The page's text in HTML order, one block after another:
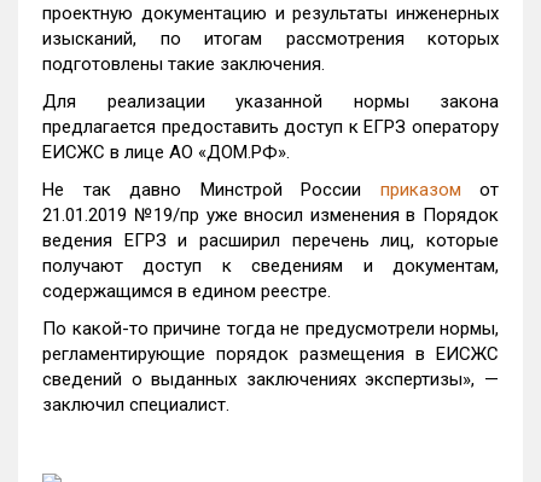
проектную документацию и результаты инженерных
изысканий, по итогам рассмотрения которых
подготовлены такие заключения.
Для реализации указанной нормы закона
предлагается предоставить доступ к ЕГРЗ оператору
ЕИСЖС в лице АО «ДОМ.РФ».
Не так давно Минстрой России приказом от
21.01.2019 №19/пр уже вносил изменения в Порядок
ведения ЕГРЗ и расширил перечень лиц, которые
получают доступ к сведениям и документам,
содержащимся в едином реестре.
По какой-то причине тогда не предусмотрели нормы,
регламентирующие порядок размещения в ЕИСЖС
сведений о выданных заключениях экспертизы», —
заключил специалист.